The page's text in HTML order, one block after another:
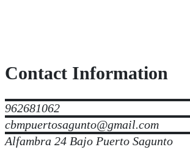
Contact Information
962681062
cbmpuertosagunto@gmail.com
Alfambra 24 Bajo Puerto Sagunto